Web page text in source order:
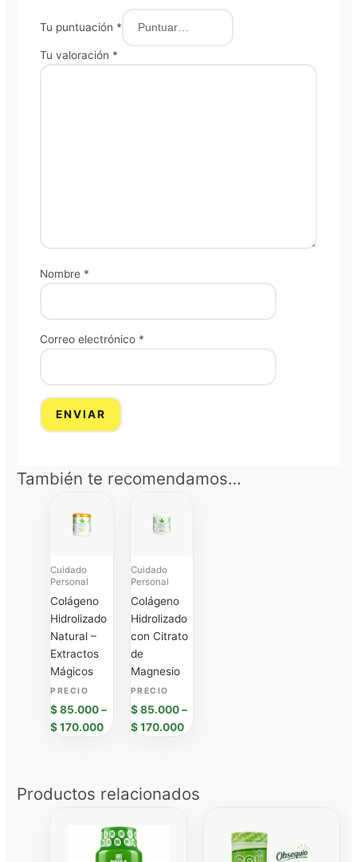
Tu puntuación *
Tu valoración *
Nombre *
Correo electrónico *
También te recomendamos…
Cuidado
Personal
Colágeno
Hidrolizado
Natural –
Extractos
Mágicos
$85.000–
$170.000
Cuidado
Personal
Colágeno
Hidrolizado
con Citrato
de
Magnesio
$85.000 –
$170.000
Productos relacionados